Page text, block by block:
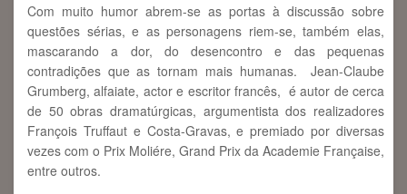
Com muito humor abrem-se as portas à discussão sobre
questões sérias, e as personagens riem-se, também elas,
mascarando a dor, do desencontro e das pequenas
contradições que as tornam mais humanas. Jean-Claube
Grumberg, alfaiate, actor e escritor francês, é autor de cerca
de 50 obras dramatúrgicas, argumentista dos realizadores
François Truffaut e Costa-Gravas, e premiado por diversas
vezes com o Prix Moliére, Grand Prix da Academie Française,
entre outros.